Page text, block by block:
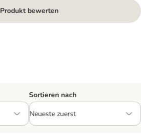
Produkt bewerten
Sortieren nach